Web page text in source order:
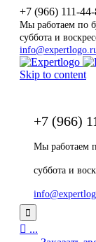
+7 (966) 111-
Мы работаем по
суббота и
Skip to content
+7 (966)
Мы работаем
суббота и

 ...